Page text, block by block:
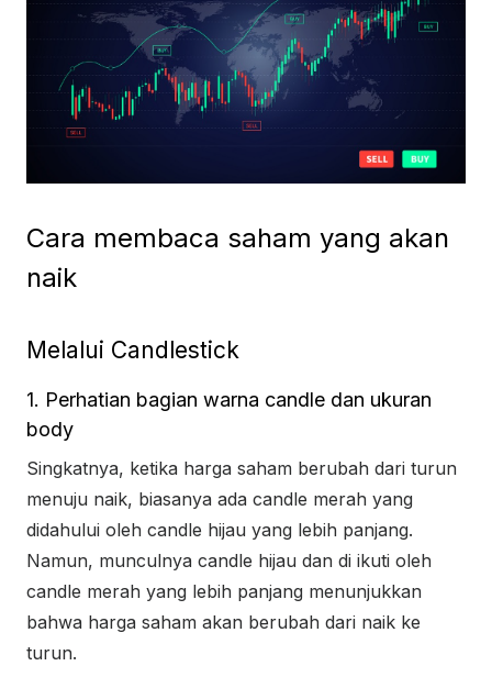
Cara membaca saham yang akan
naik
Melalui Candlestick
1. Perhatian bagian warna candle dan ukuran
body
Singkatnya, ketika harga saham berubah dari turun
menuju naik, biasanya ada candle merah yang
didahului oleh candle hijau yang lebih panjang.
Namun, munculnya candle hijau dan di ikuti oleh
candle merah yang lebih panjang menunjukkan
bahwa harga saham akan berubah dari naik ke
turun.